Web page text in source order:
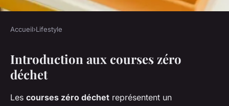
LIFESTYLE
Astuces Écologiques : Guide
Pratique pour des Courses
Zéro Déchet et Paisibles
Accueil›Lifestyle
Introduction aux courses zéro
déchet
Les courses zéro déchet représentent un